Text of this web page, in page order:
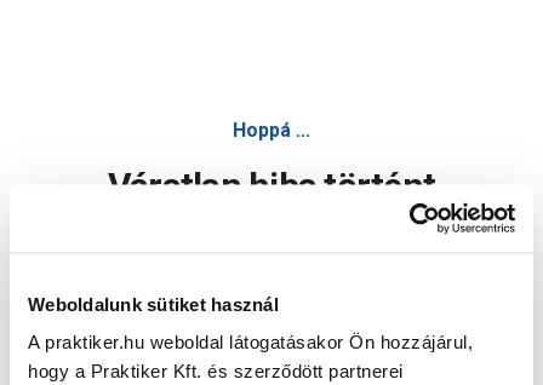
Weboldalunk sütiket használ
A praktiker.hu weboldal látogatásakor Ön hozzájárul,
hogy a Praktiker Kft. és szerződött partnerei
Hoppá ...
Váratlan hiba történt
Oldal újratöltése